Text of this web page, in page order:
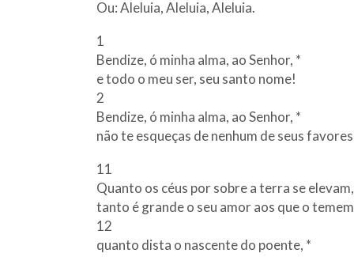
Ou: Aleluia, Aleluia, Aleluia.
1
Bendize, ó minha alma, ao Senhor, *
e todo o meu ser, seu santo nome!
2
Bendize, ó minha alma, ao Senhor, *
não te esqueças de nenhum de seus
11
Quanto os céus por sobre a terra se
tanto é grande o seu amor aos que o
12
quanto dista o nascente do poente, *